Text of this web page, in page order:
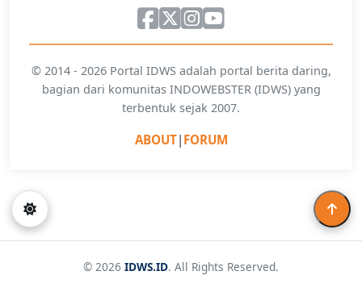
© 2014 - 2026 Portal IDWS adalah portal berita daring,
bagian dari komunitas INDOWEBSTER (IDWS) yang
terbentuk sejak 2007.
ABOUT| FORUM
© 2026 IDWS.ID. All Rights Reserved.